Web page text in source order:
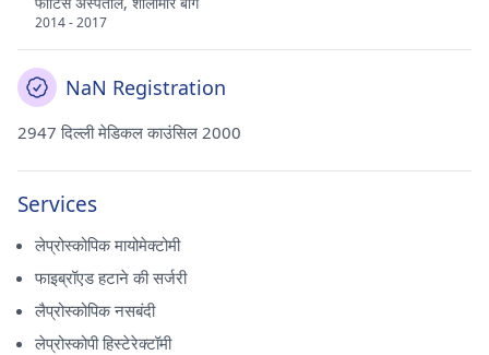
2014 - 2017
NaN Registration
2947 दिल्ली मेडिकल काउंसिल 2000
Services
लेप्रोस्कोपिक मायोमेक्टोमी
फाइब्रॉएड हटाने की सर्जरी
लैप्रोस्कोपिक नसबंदी
लेप्रोस्कोपी हिस्टेरेक्टॉमी